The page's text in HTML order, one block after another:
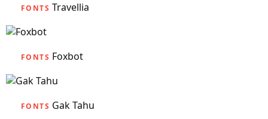
FONTS Travellia
FONTS Foxbot
FONTS Gak Tahu